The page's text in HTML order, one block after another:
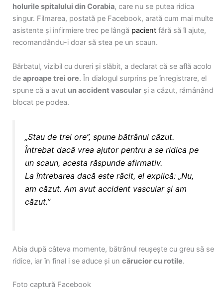
holurile spitalului din Corabia, care nu se putea ridica
singur. Filmarea, postată pe Facebook, arată cum mai multe
asistente și infirmiere trec pe lângă pacient fără să îl ajute,
recomandându-i doar să stea pe un scaun.
Bărbatul, vizibil cu dureri și slăbit, a declarat că se află acolo
de aproape trei ore. În dialogul surprins pe înregistrare, el
spune că a avut un accident vascular și a căzut, rămânând
blocat pe podea.
„Stau de trei ore”, spune bătrânul căzut.
Întrebat dacă vrea ajutorpentru a se ridica pe
un scaun, acesta răspunde afirmativ.
La întrebarea dacă este răcit, el explică: „Nu,
am căzut. Am avut accident vascular și am
căzut.”
Abia după câteva momente, bătrânul reușește cu greu să se
ridice, iar în final i se aduce și un cărucior cu rotile.
Foto captură Facebook